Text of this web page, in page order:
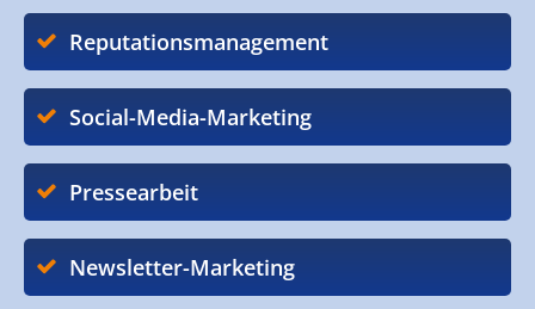
Reputationsmanagement
Social-Media-Marketing
Pressearbeit
Newsletter-Marketing